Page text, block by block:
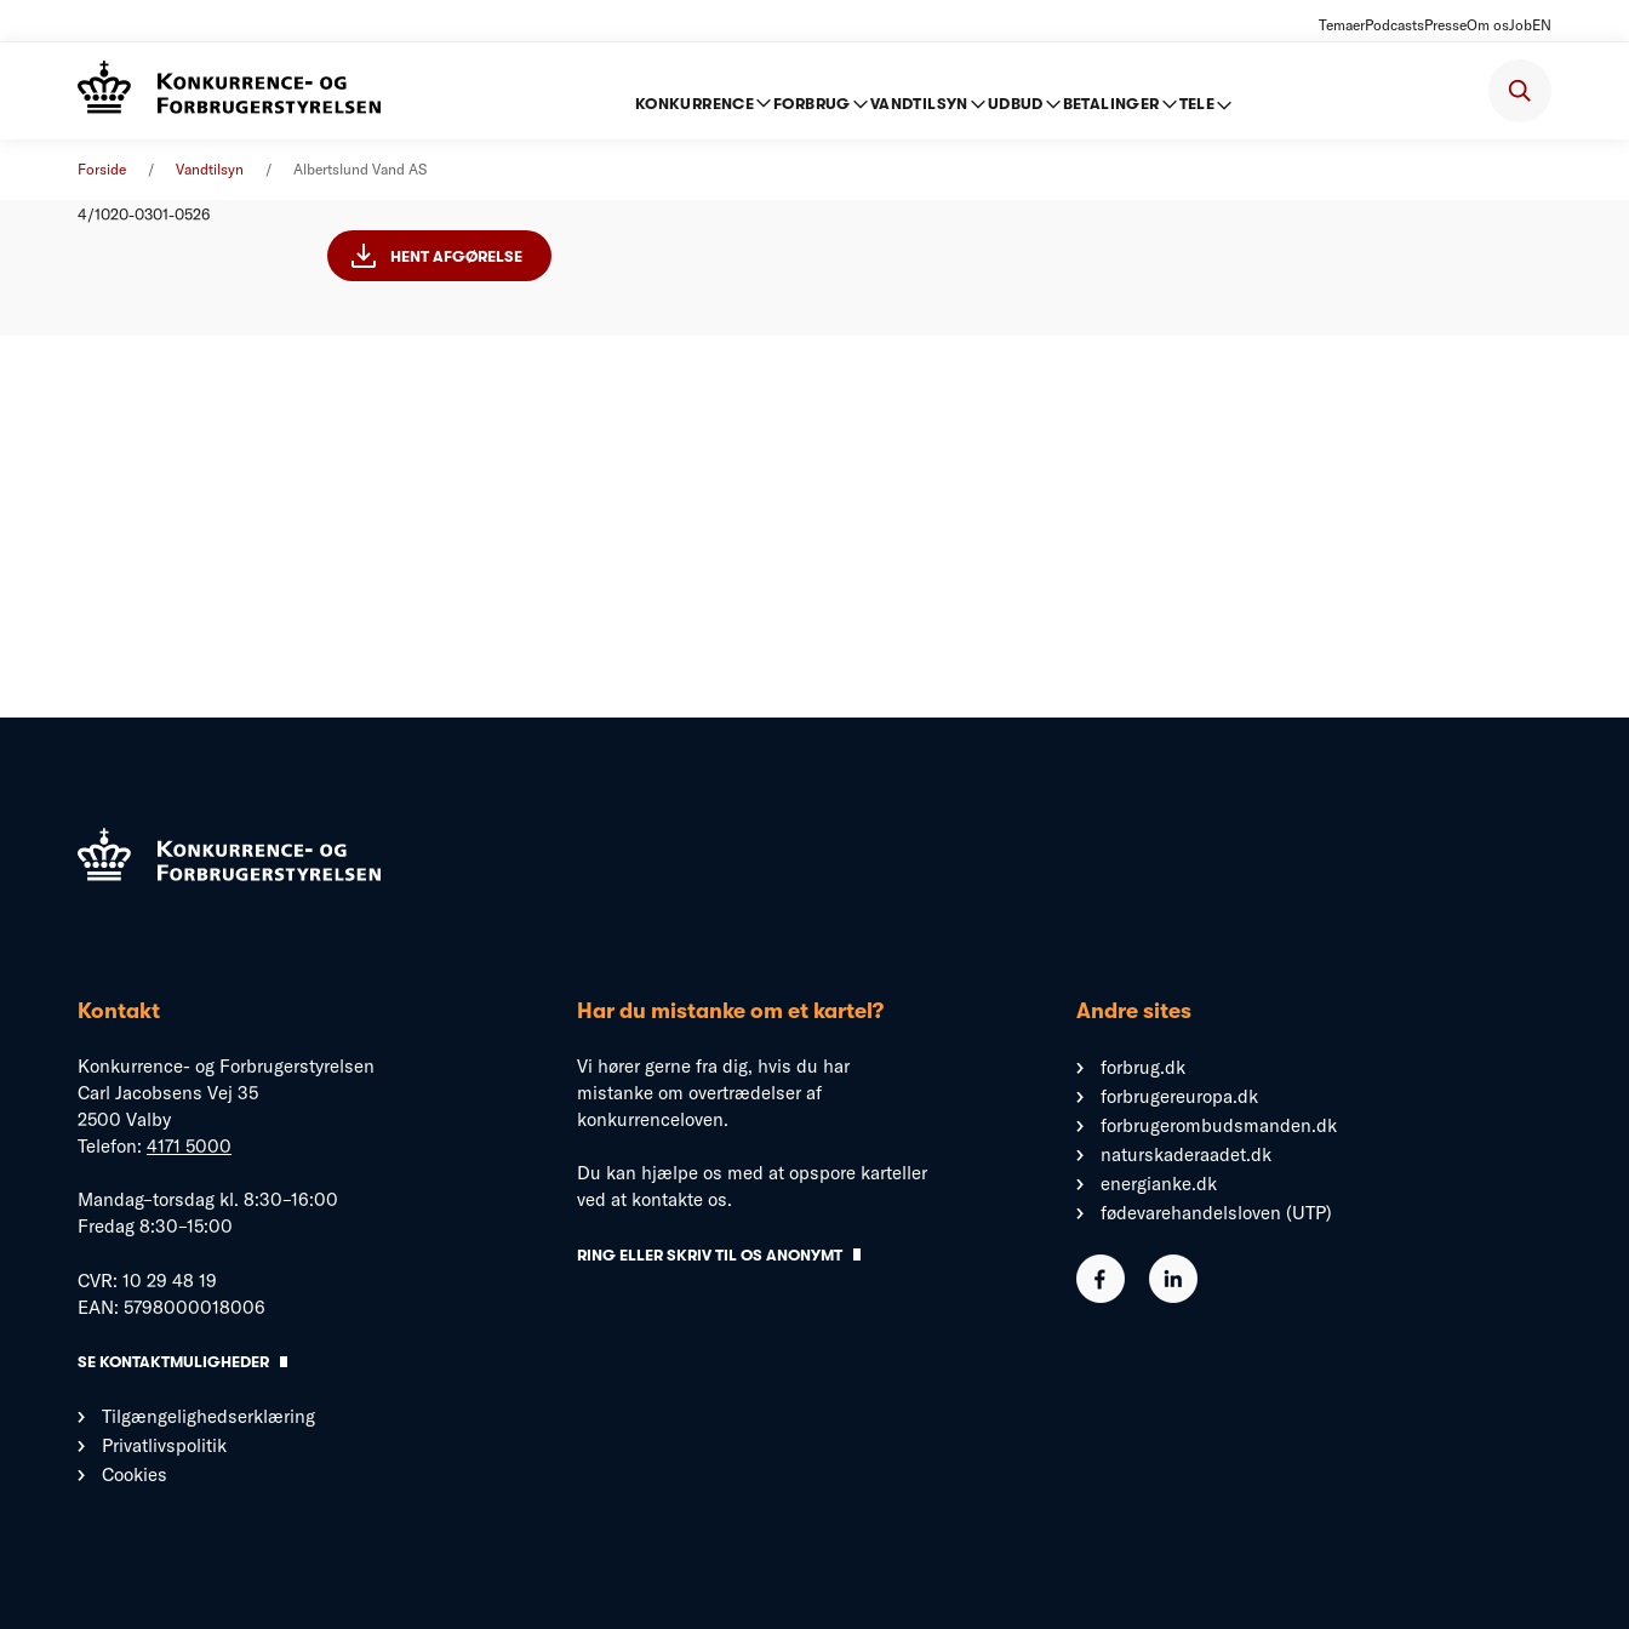
TemaerPodcastsPresseOm osJobEN
KONKURRENCE FORBRUG VANDTILSYN UDBUD BETALINGER TELE
Forside Vandtilsyn Albertslund Vand AS
4/1020-0301-0526
HENT AFGØRELSE
Kontakt
Konkurrence- og Forbrugerstyrelsen
Carl Jacobsens Vej 35
2500 Valby
Telefon: 4171 5000
Mandag–torsdag kl. 8:30–16:00
Fredag 8:30–15:00
CVR: 10 29 48 19
EAN: 5798000018006
SE KONTAKTMULIGHEDER
Tilgængelighedserklæring
Privatlivspolitik
Cookies
Har du mistanke om et kartel?
Vi hører gerne fra dig, hvis du har
mistanke om overtrædelser af
konkurrenceloven.
Du kan hjælpe os med at opspore karteller
ved at kontakte os.
RING ELLER SKRIV TIL OS ANONYMT
Andre sites
forbrug.dk
forbrugereuropa.dk
forbrugerombudsmanden.dk
naturskaderaadet.dk
energianke.dk
fødevarehandelsloven (UTP)